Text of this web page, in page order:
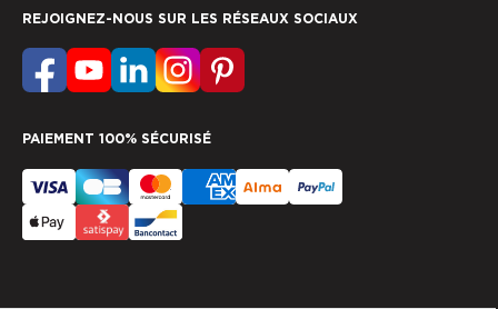
REJOIGNEZ-NOUS SUR LES RÉSEAUX SOCIAUX
PAIEMENT 100% SÉCURISÉ